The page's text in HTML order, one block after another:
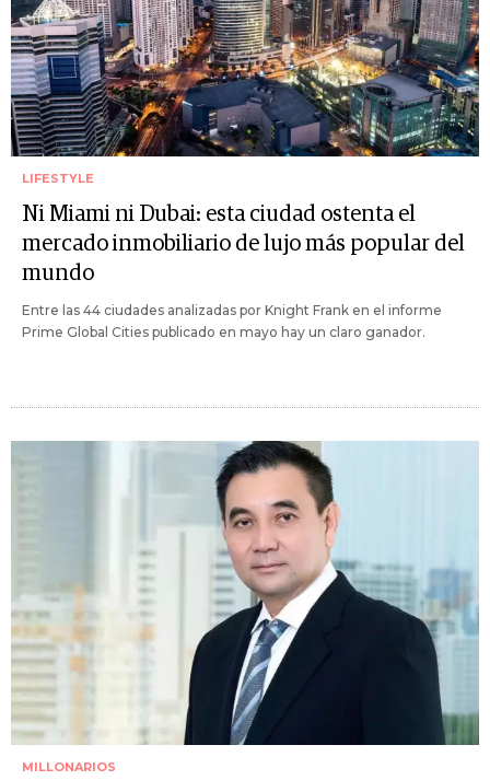
LIFESTYLE
Ni Miami ni Dubai: esta ciudad ostenta el
mercado inmobiliario de lujo más popular del
mundo
Entre las 44 ciudades analizadas por Knight Frank en el informe
Prime Global Cities publicado en mayo hay un claro ganador.
MILLONARIOS